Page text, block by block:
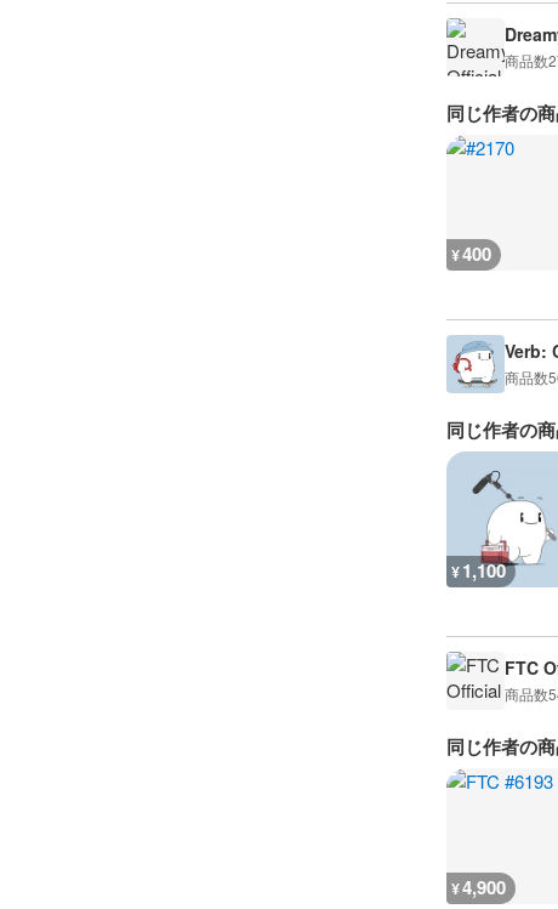
商品数
同じ作者の
¥400
Verb:
商品数
同じ作者の
¥1,100
FTC
商品数
同じ作者の
¥4,900